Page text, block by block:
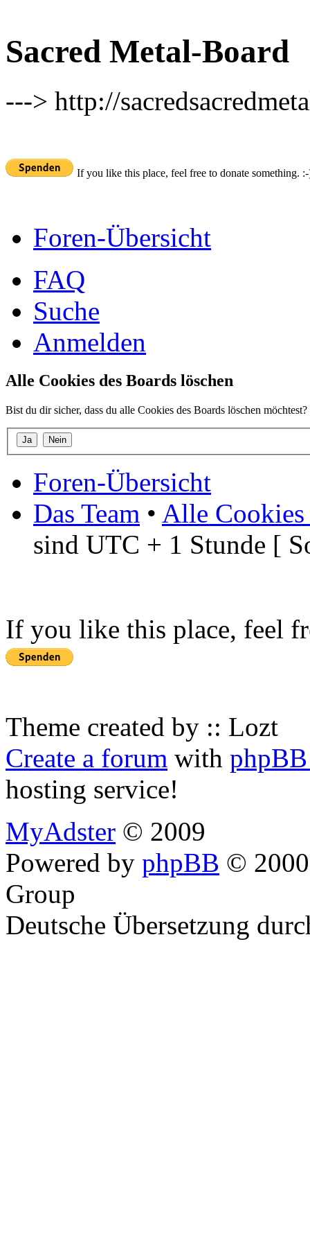
Sacred Metal-Board
---> http://
If you like this place, feel free to donate something.
Foren-Übersicht
FAQ
Suche
Anmelden
Alle Cookies des Boards löschen
Bist du dir sicher, dass du alle Cookies des Boards löschen möchtest?
Foren-Übersicht
Das Team • Alle Cookies
sind UTC + 1 Stunde [
If you like this place, feel
Theme created by :: Lozt
Create a forum with
hosting service!
MyAdster © 2009
Powered by phpBB ©
Group
Deutsche Übersetzung